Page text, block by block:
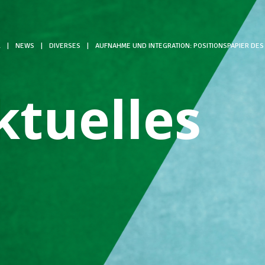
NEWS DIVERSES AUFNAHME UND INTEGRATION: POSITIONSPAPIER